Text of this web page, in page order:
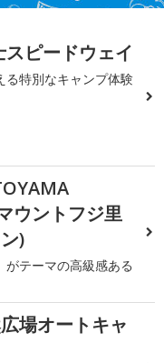
スピードウェイ
る特別なキャンプ体験
ウントフジ里
)
がテーマの高級感ある
場オートキャ